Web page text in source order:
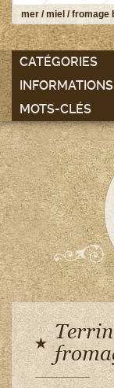
mer / miel / fromage
CATÉGORIES
INFORMATIONS
MOTS-CLÉS